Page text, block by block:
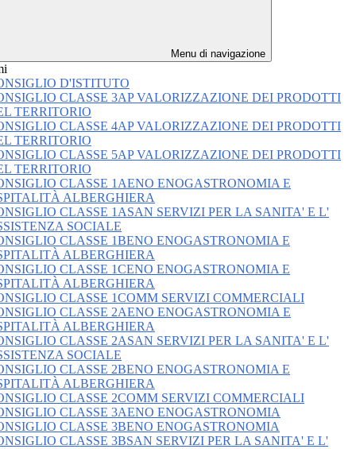
Menu di navigazione
D'ISTITUTO
CLASSE 3AP VALORIZZAZIONE DEI PRODOTTI
TERRITORIO
CLASSE 4AP VALORIZZAZIONE DEI PRODOTTI
TERRITORIO
CLASSE 5AP VALORIZZAZIONE DEI PRODOTTI
TERRITORIO
CLASSE 1AENO ENOGASTRONOMIA E
ALBERGHIERA
CLASSE 1ASAN SERVIZI PER LA SANITA' E L'
SOCIALE
CLASSE 1BENO ENOGASTRONOMIA E
ALBERGHIERA
CLASSE 1CENO ENOGASTRONOMIA E
ALBERGHIERA
CLASSE 1COMM SERVIZI COMMERCIALI
CLASSE 2AENO ENOGASTRONOMIA E
ALBERGHIERA
CLASSE 2ASAN SERVIZI PER LA SANITA' E L'
SOCIALE
CLASSE 2BENO ENOGASTRONOMIA E
ALBERGHIERA
CLASSE 2COMM SERVIZI COMMERCIALI
CLASSE 3AENO ENOGASTRONOMIA
CLASSE 3BENO ENOGASTRONOMIA
CLASSE 3BSAN SERVIZI PER LA SANITA' E L'